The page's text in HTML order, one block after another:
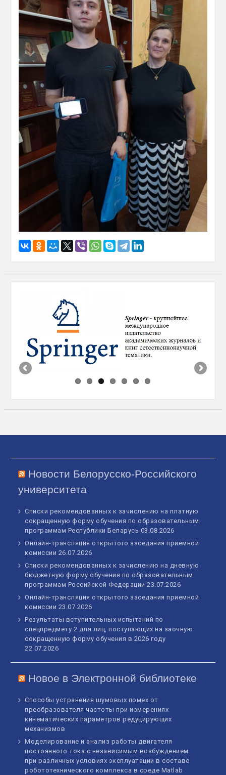
Новости Белорусско-Российского
университета
Списки рекомендованных к зачислению на платную
сокращенную форму обучения по образовательным
программам Республики Беларусь 03.08.2026
Онлайн-трансляция открытого заседания приемной
комиссии 26.07.2026
Списки рекомендованных к зачислению на дневную
бюджетную форму обучения по образовательным
программам Российской Федерации 23.07.2026
Онлайн-трансляция открытого заседания приемной
комиссии 23.07.2026
Результаты вступительных испытаний по
спецпредмету 2 для лиц, поступающих на заочную
сокращенную форму обучения в 2026 году
22.07.2026
Новое в Электронной библиотеке
Способы устранения шумовых помех от
преобразователя частоты при измерениях
кинематических параметров редуцирующих
механизмов
Моделирование и анализ работы двигателя
постоянного тока с независимым возбуждением
при различных условиях эксплуатации в составе
робототехнического комплекса в среде Matlab